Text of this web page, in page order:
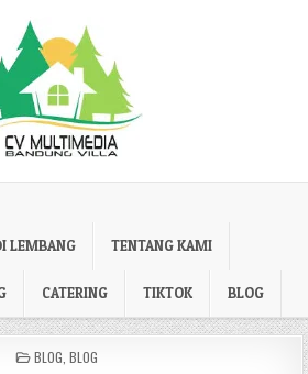
LEMBANG TENTANG KAMI
CATERING TIKTOK BLOG
POSTED IN
BLOG BLOG